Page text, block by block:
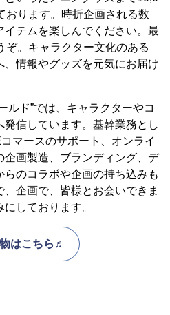
おります。時折企画される数
テムを楽しんでください。最
ぞ。キャラクター文化のある
、情報やグッズを元気にお届け
ルド”では、キャラクターやコ
発信しています。基幹業務とし
マースのサポート、オンライ
企画製造、ブランディング、デ
のコラボや企画の持ち込みも
企画で、皆様とお会いできま
しております。
はこちら♬